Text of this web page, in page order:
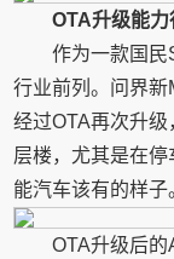
OTA升级能
作为一款国民
行业前列。问界
经过OTA再次升
层楼，尤其是在
能汽车该有的样子
OTA升级后